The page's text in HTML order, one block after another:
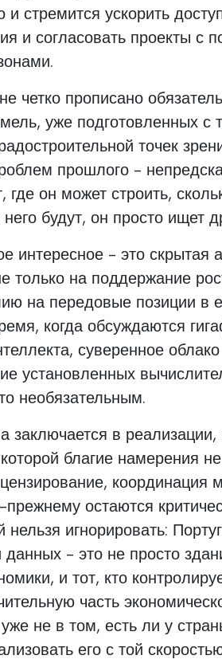
и стремится ускорить
и согласовать проекты с
четко прописано
уже подготовленных с
точек
прошлого -
где он может строить,
будут, он просто ищет
интересное - это скрытая
только на поддержание
на передовые позиции в
когда обсуждаются
суверенное
установленных
необязательным.
заключается в реализации,
благие намерения
координация
прежнему остаются
нельзя игнорировать:
данных - это не просто
и тот, кто
часть
не в том, есть ли у
его с той